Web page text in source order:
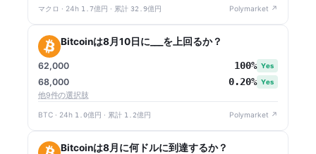
マクロ · 24h 1.7億円 · 累計 32.9億円 Polymarket ↗
Bitcoinは8月10日に___を上回るか？
62,000 100% Yes
68,000 0.20% Yes
他9件の選択肢
BTC · 24h 1.0億円 · 累計 1.2億円 Polymarket ↗
Bitcoinは8月に何ドルに到達するか？